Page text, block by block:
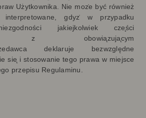
Użytkownika. Nie moze być również
gdyzw przypadku
jakiejkolwiek cześci
z obowiazujacym
deklaruje bezwzględne
sie i stosowanie tego prawa w miejsce
przepisu Regulaminu.